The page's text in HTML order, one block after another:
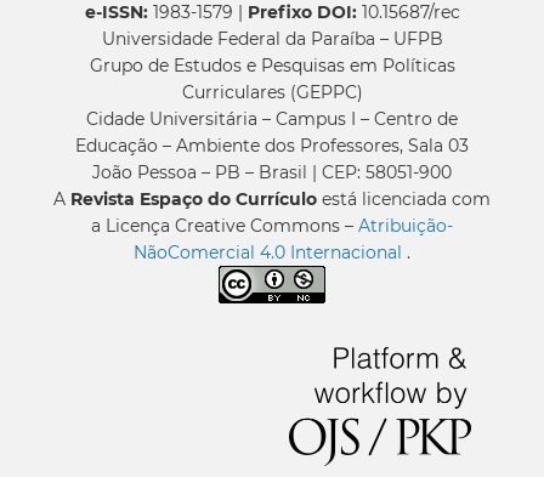
e-ISSN:1983-1579 | Prefixo DOI:10.15687/rec
Universidade Federal da Paraíba – UFPB
Grupo de Estudos e Pesquisas em Políticas
Curriculares (GEPPC)
Cidade Universitária – Campus I – Centro de
Educação – Ambiente dos Professores, Sala 03
João Pessoa – PB – Brasil | CEP: 58051-900
A Revista Espaço do Currículo está licenciada com
a Licença Creative Commons – Atribuição-
NãoComercial 4.0 Internacional .